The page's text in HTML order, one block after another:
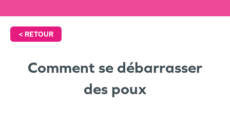
< RETOUR
Comment se débarrasser
des poux